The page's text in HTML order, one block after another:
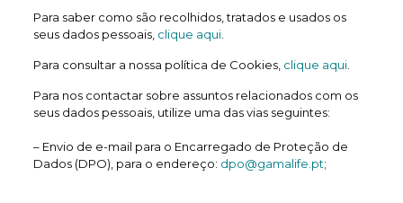
Para saber como são recolhidos, tratados e usados os
seus dados pessoais, clique aqui.
Para consultar a nossa política de Cookies, clique aqui.
Para nos contactar sobre assuntos relacionados com os
seus dados pessoais, utilize uma das vias seguintes:
– Envio de e-mail para o Encarregado de Proteção de
Dados (DPO), para o endereço: dpo@gamalife.pt;